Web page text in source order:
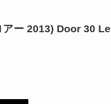
ー 2013) Door 30